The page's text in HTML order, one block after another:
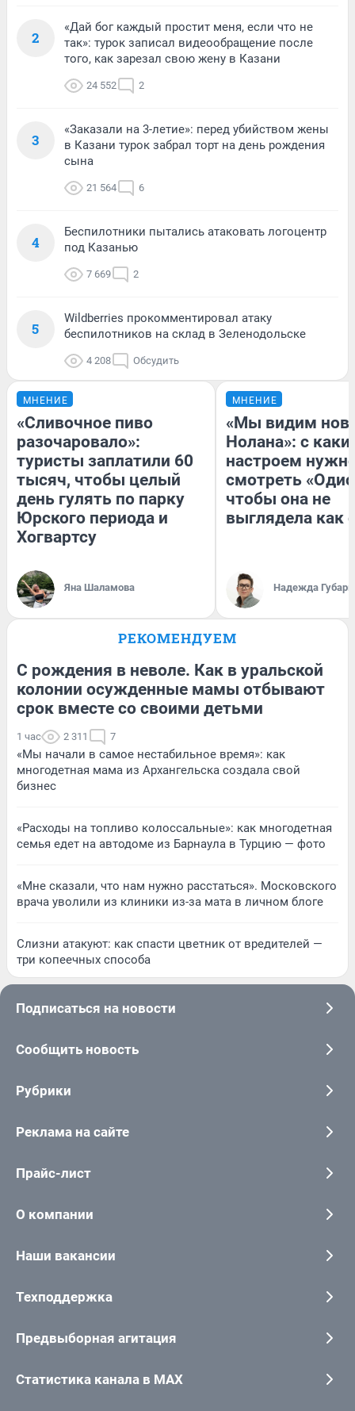
2
«Дай бог каждый простит меня, если что не
так»: турок записал видеообращение после
того, как зарезал свою жену в Казани
24 552 2
3
«Заказали на 3-летие»: перед убийством жены
в Казани турок забрал торт на день рождения
сына
21 564 6
4
Беспилотники пытались атаковать логоцентр
под Казанью
7 669 2
5
Wildberries прокомментировал атаку
беспилотников на склад в Зеленодольске
4 208 Обсудить
МНЕНИЕ
«Сливочное пиво
разочаровало»:
туристы заплатили 60
тысяч, чтобы целый
день гулять по парку
Юрского периода и
Хогвартсу
Яна Шаламова
МНЕНИЕ
«Мы видим
Нолана»: с
настроем
смотреть
чтобы она не
выглядела как
Надежда Губарь
РЕКОМЕНДУЕМ
С рождения в неволе. Как в уральской
колонии осужденные мамы отбывают
срок вместе со своими детьми
1 час 2 311 7
«Мы начали в самое нестабильное время»: как
многодетная мама из Архангельска создала свой
бизнес
«Расходы на топливо колоссальные»: как многодетная
семья едет на автодоме из Барнаула в Турцию — фото
«Мне сказали, что нам нужно расстаться». Московского
врача уволили из клиники из-за мата в личном блоге
Слизни атакуют: как спасти цветник от вредителей —
три копеечных способа
Подписаться на новости
Сообщить новость
Рубрики
Реклама на сайте
Прайс-лист
О компании
Наши вакансии
Техподдержка
Предвыборная агитация
Статистика канала в MAX